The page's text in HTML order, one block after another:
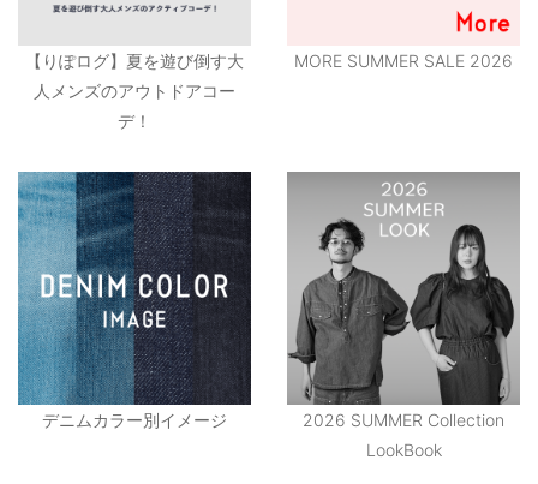
【りぽログ】夏を遊び倒す大
人メンズのアウトドアコー
デ！
MORE SUMMER SALE 2026
デニムカラー別イメージ
2026 SUMMER Collection
LookBook